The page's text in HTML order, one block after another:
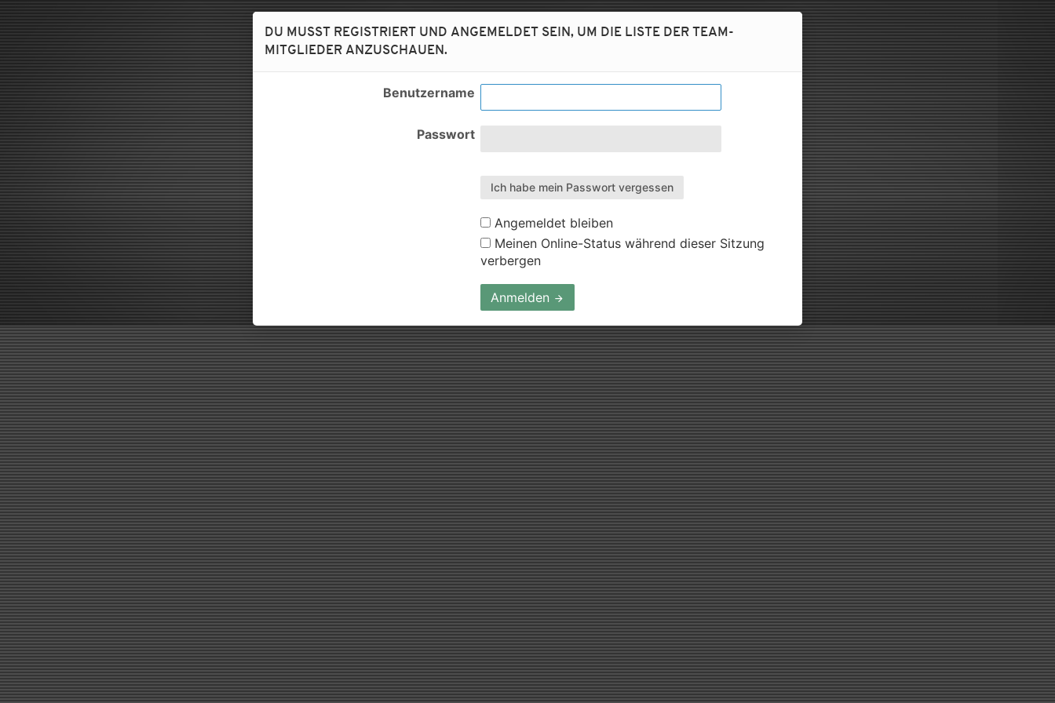
DU MUSST REGISTRIERT UND ANGEMELDET SEIN, UM DIE LISTE DER TEAM-
MITGLIEDER ANZUSCHAUEN.
Benutzername
Passwort
Ich habe mein Passwort vergessen
Angemeldet bleiben
Meinen Online-Status während dieser Sitzung
verbergen
Anmelden